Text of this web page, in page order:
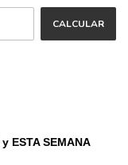
CALCULAR
ESTA SEMANA